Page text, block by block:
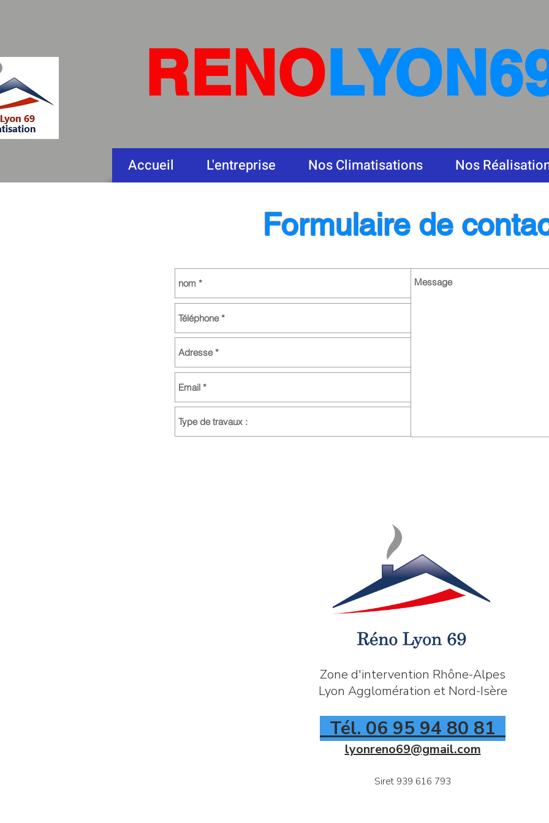
RENO
Accueil L'entreprise Nos Climatisations Nos
Formulaire de
Zone d'intervention Rhône-Alpes
Lyon Agglomération et Nord-Isère
Tél. 06 95 94 80 81
lyonreno69@gmail.com
Siret 939 616 793